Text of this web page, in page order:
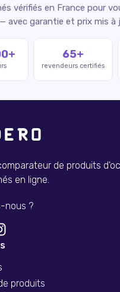
vérifiés en France pour
avec garantie et prix mis à
65+
revendeurs certifiés
de produits
en ligne.
nous ?
produits